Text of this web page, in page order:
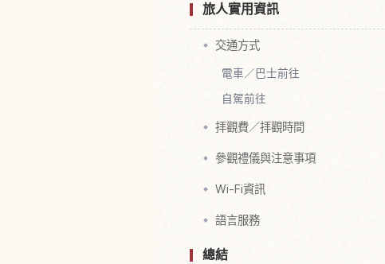
旅人實用資訊
交通方式
電車／巴士前往
自駕前往
拝觀費／拝觀時間
參觀禮儀與注意事項
Wi-Fi資訊
語言服務
總結